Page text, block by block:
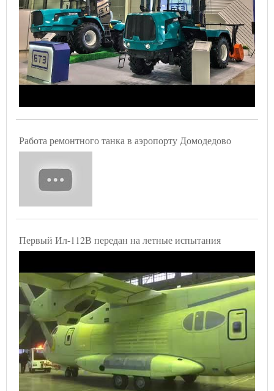
Работа ремонтного танка в аэропорту Домодедово
Первый Ил-112В передан на летные испытания